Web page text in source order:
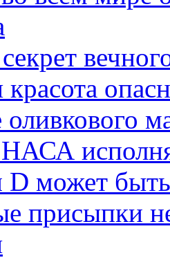
может быть
присыпки